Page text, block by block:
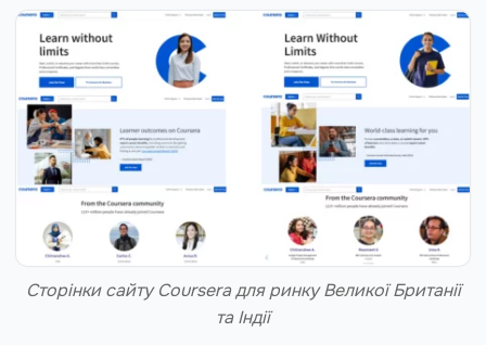
Сторінки сайту Coursera для ринку Великої Британії
та Індії